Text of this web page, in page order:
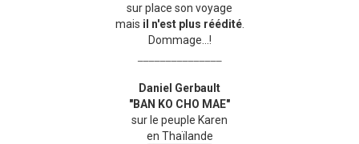
sur place son voyage
mais il n'est plus réédité.
Dommage...!
Daniel Gerbault
"BAN KO CHO MAE"
sur le peuple Karen
en Thaïlande